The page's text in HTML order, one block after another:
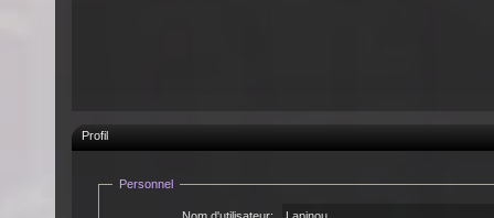
Profil
Personnel